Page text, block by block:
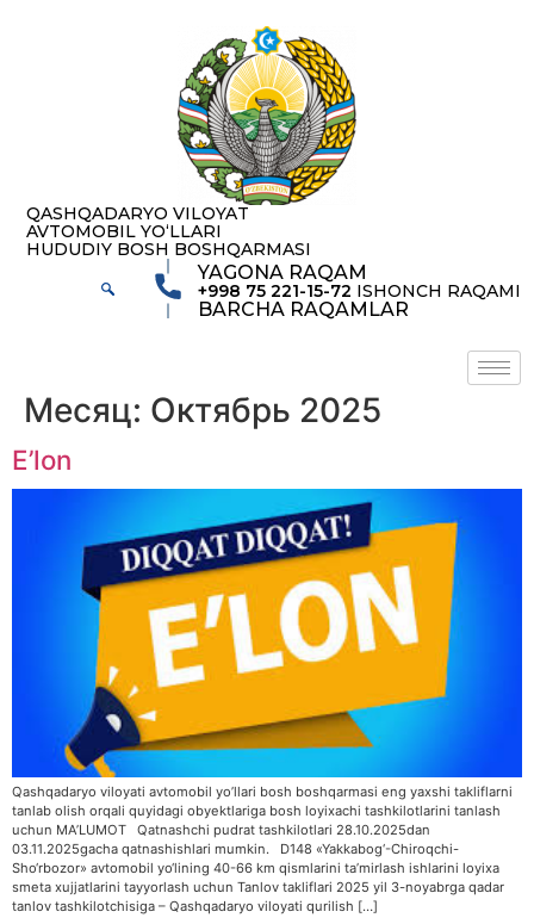
QASHQADARYO VILOYAT
AVTOMOBIL YOʻLLARI
HUDUDIY BOSH BOSHQARMASI
YAGONA RAQAM
+998 75 221-15-72 ISHONCH RAQAMI
BARCHA RAQAMLAR
Месяц: Октябрь 2025
E’lon
Qashqadaryo viloyati avtomobil yo’llari bosh boshqarmasi eng yaxshi takliflarni
tanlab olish orqali quyidagi obyektlariga bosh loyixachi tashkilotlarini tanlash
uchun MA’LUMOT Qatnashchi pudrat tashkilotlari 28.10.2025dan
03.11.2025gacha qatnashishlari mumkin. D148 «Yakkabog‘-Chiroqchi-
Sho‘rbozor» avtomobil yo‘lining 40-66 km qismlarini ta’mirlash ishlarini loyixa
smeta xujjatlarini tayyorlash uchun Tanlov takliflari 2025 yil 3-noyabrga qadar
tanlov tashkilotchisiga – Qashqadaryo viloyati qurilish […]